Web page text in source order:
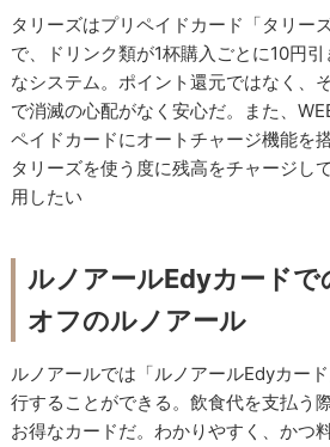
タリーズはプリペイドカード「タリー
で、ドリンク類が1杯購入ごとに10円
なシステム。ポイント還元ではなく、
で消滅の心配がなく安心だ。また、
ペイドカードにオートチャージ機能を
タリーズを使う度に残高をチャージし
用したい
ルノアールEdyカードで
オフのルノアール
ルノアールでは「ルノアールEdyカー
行することができる。飲食代を支払う
お得なカードだ。わかりやすく、かつ